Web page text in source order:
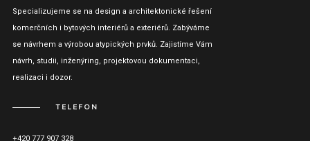
Specializujeme se na design a architektonické řešení
komerčních i bytových interiérů a exteriérů. Zabýváme
se návrhem a výrobou atypických prvků. Zajistíme Vám
návrh, studii, inženýring, projektovou dokumentaci,
realizaci i dozor.
TELEFON
+420 777 907 328